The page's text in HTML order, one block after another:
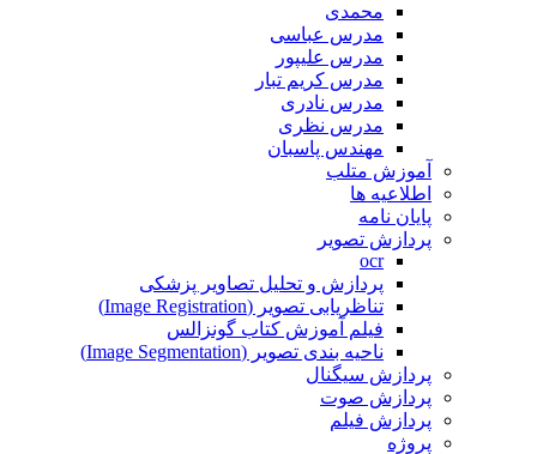
محمدی
مدرس عباسی
مدرس علیپور
مدرس کریم تبار
مدرس نادری
مدرس نظری
مهندس پاسبان
آموزش متلب
اطلاعیه ها
پایان نامه
پردازش تصویر
ocr
پردازش و تحلیل تصاویر پزشکی
تناظریابی تصویر (Image Registration)
فیلم آموزش کتاب گونزالس
ناحیه بندی تصویر (Image Segmentation)
پردازش سیگنال
پردازش صوت
پردازش فیلم
پروژه